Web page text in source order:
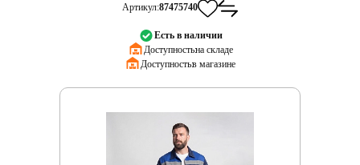
Артикул:87475740
Есть в наличии
Доступность:на складе
Доступность:в магазине